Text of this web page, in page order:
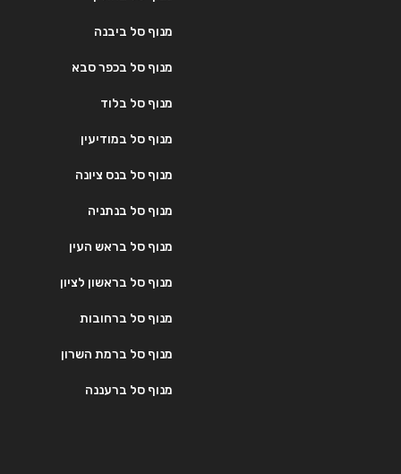
מנוף סל ביבנה
מנוף סל בכפר סבא
מנוף סל בלוד
מנוף סל במודיעין
מנוף סל בנס ציונה
מנוף סל בנתניה
מנוף סל בראש העין
מנוף סל בראשון לציון
מנוף סל ברחובות
מנוף סל ברמת השרון
מנוף סל ברעננה